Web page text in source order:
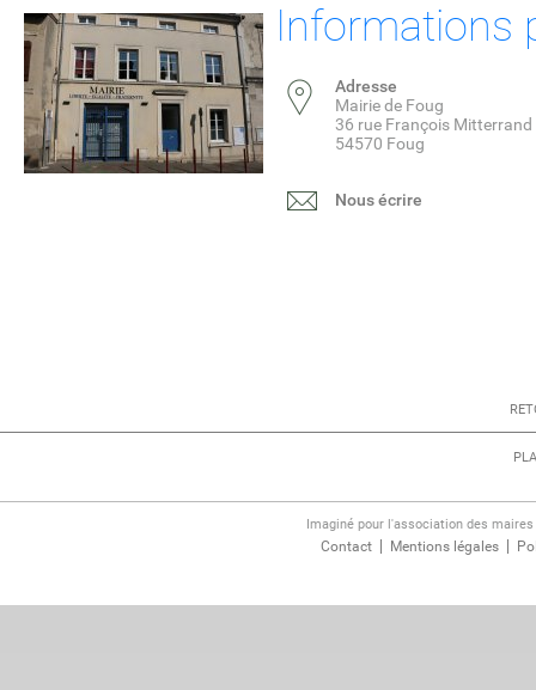
Informations
Adresse
Mairie de Foug
36 rue François Mitterrand
54570 Foug
Nous écrire
Imaginé pour l'association des
Contact Mentions légales